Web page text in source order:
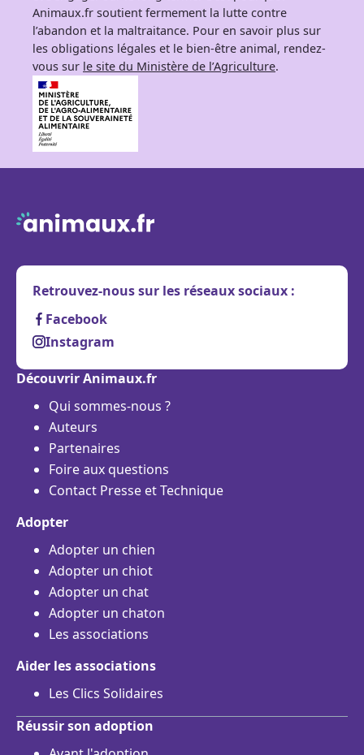
Animaux.fr soutient fermement la lutte contre
l’abandon et la maltraitance. Pour en savoir plus sur
les obligations légales et le bien-être animal, rendez-
vous sur le site du Ministère de l’Agriculture.
Retrouvez-nous sur les réseaux sociaux :
Facebook
Instagram
Découvrir Animaux.fr
Qui sommes-nous ?
Auteurs
Partenaires
Foire aux questions
Contact Presse et Technique
Adopter
Adopter un chien
Adopter un chiot
Adopter un chat
Adopter un chaton
Les associations
Aider les associations
Les Clics Solidaires
Réussir son adoption